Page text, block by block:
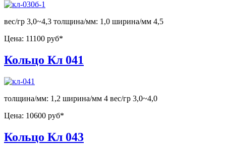
вес/гр 3,0~4,3 толщина/мм: 1,0 ширина/мм 4,5
Цена: 11100 руб*
Кольцо Кл 041
толщина/мм: 1,2 ширина/мм 4 вес/гр 3,0~4,0
Цена: 10600 руб*
Кольцо Кл 043